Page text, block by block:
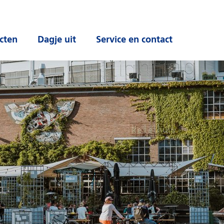
Dagje uit
Service en contact